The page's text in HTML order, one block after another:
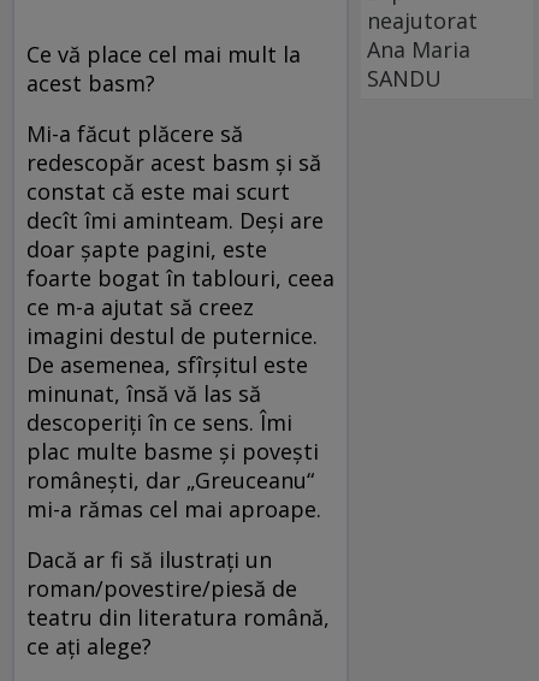
Ce vă place cel mai mult la
acest basm?
Mi-a făcut plăcere să
redescopăr acest basm şi să
constat că este mai scurt
decît îmi aminteam. Deşi are
doar şapte pagini, este
foarte bogat în tablouri, ceea
ce m-a ajutat să creez
imagini destul de puternice.
De asemenea, sfîrşitul este
minunat, însă vă las să
descoperiţi în ce sens. Îmi
plac multe basme şi poveşti
româneşti, dar „Greuceanu“
mi-a rămas cel mai aproape.
Dacă ar fi să ilustraţi un
roman/povestire/piesă de
teatru din literatura română,
ce aţi alege?
neajutorat
Ana Maria
SANDU